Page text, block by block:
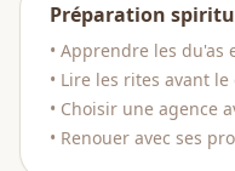
Préparation
• Apprendre les du'as
• Lire les rites avant
• Choisir une agence
• Renouer avec ses